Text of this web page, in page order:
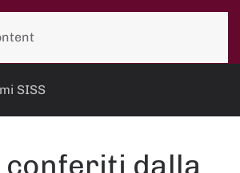
SISS
conferiti dalla